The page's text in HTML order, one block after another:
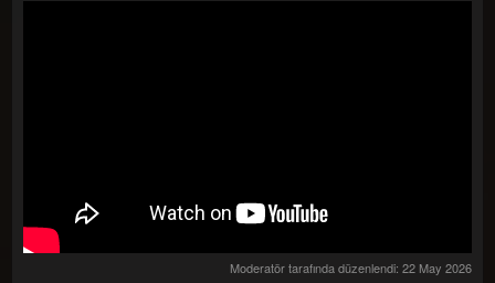
Moderatör tarafında düzenlendi: 22 May 2026